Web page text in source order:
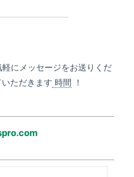
にメッセージをお送りくだ
ただきます 時間 ！